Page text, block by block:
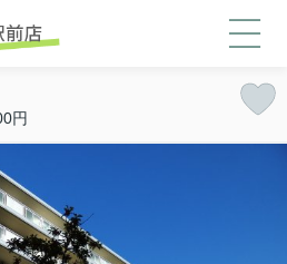
円